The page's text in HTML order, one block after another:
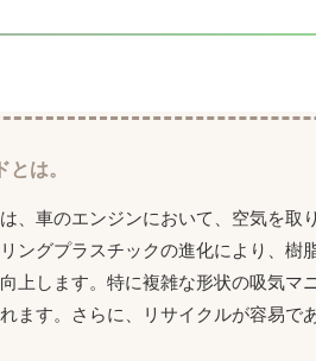
は。
、車のエンジンにおいて、空気を
ングプラスチックの進化により、
上します。特に複雑な形状の吸気
ます。さらに、リサイクルが容易で